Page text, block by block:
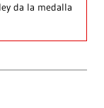
da la medalla